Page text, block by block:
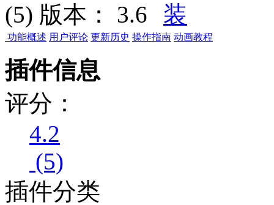
(5) 版本： 3.6
功能概述 用户评论 更新历史 操作指南 动画教程
插件信息
评分：
4.2
(5)
插件分类